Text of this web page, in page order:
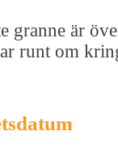
granne är
runt om